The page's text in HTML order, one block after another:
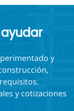
y
y cotizaciones